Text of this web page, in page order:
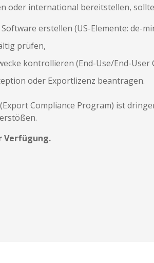
oder international bereitstellen,
erstellen (US-Elemente: de-
prüfen,
kontrollieren (End-Use/End-User
oder Exportlizenz beantragen.
Compliance Program) ist
Verfügung.